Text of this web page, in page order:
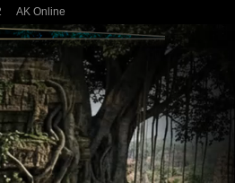
AK Online